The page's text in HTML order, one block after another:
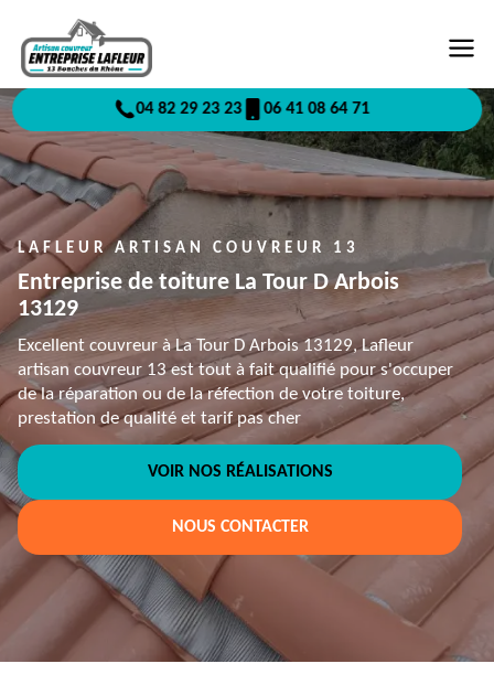
04 82 29 23 23 06 41 08 64 71
LAFLEUR ARTISAN COUVREUR 13
Entreprise de toiture La Tour D Arbois
13129
Excellent couvreur à La Tour D Arbois 13129, Lafleur
artisan couvreur 13 est tout à fait qualifié pour s'occuper
de la réparation ou de la réfection de votre toiture,
prestation de qualité et tarif pas cher
VOIR NOS RÉALISATIONS
NOUS CONTACTER